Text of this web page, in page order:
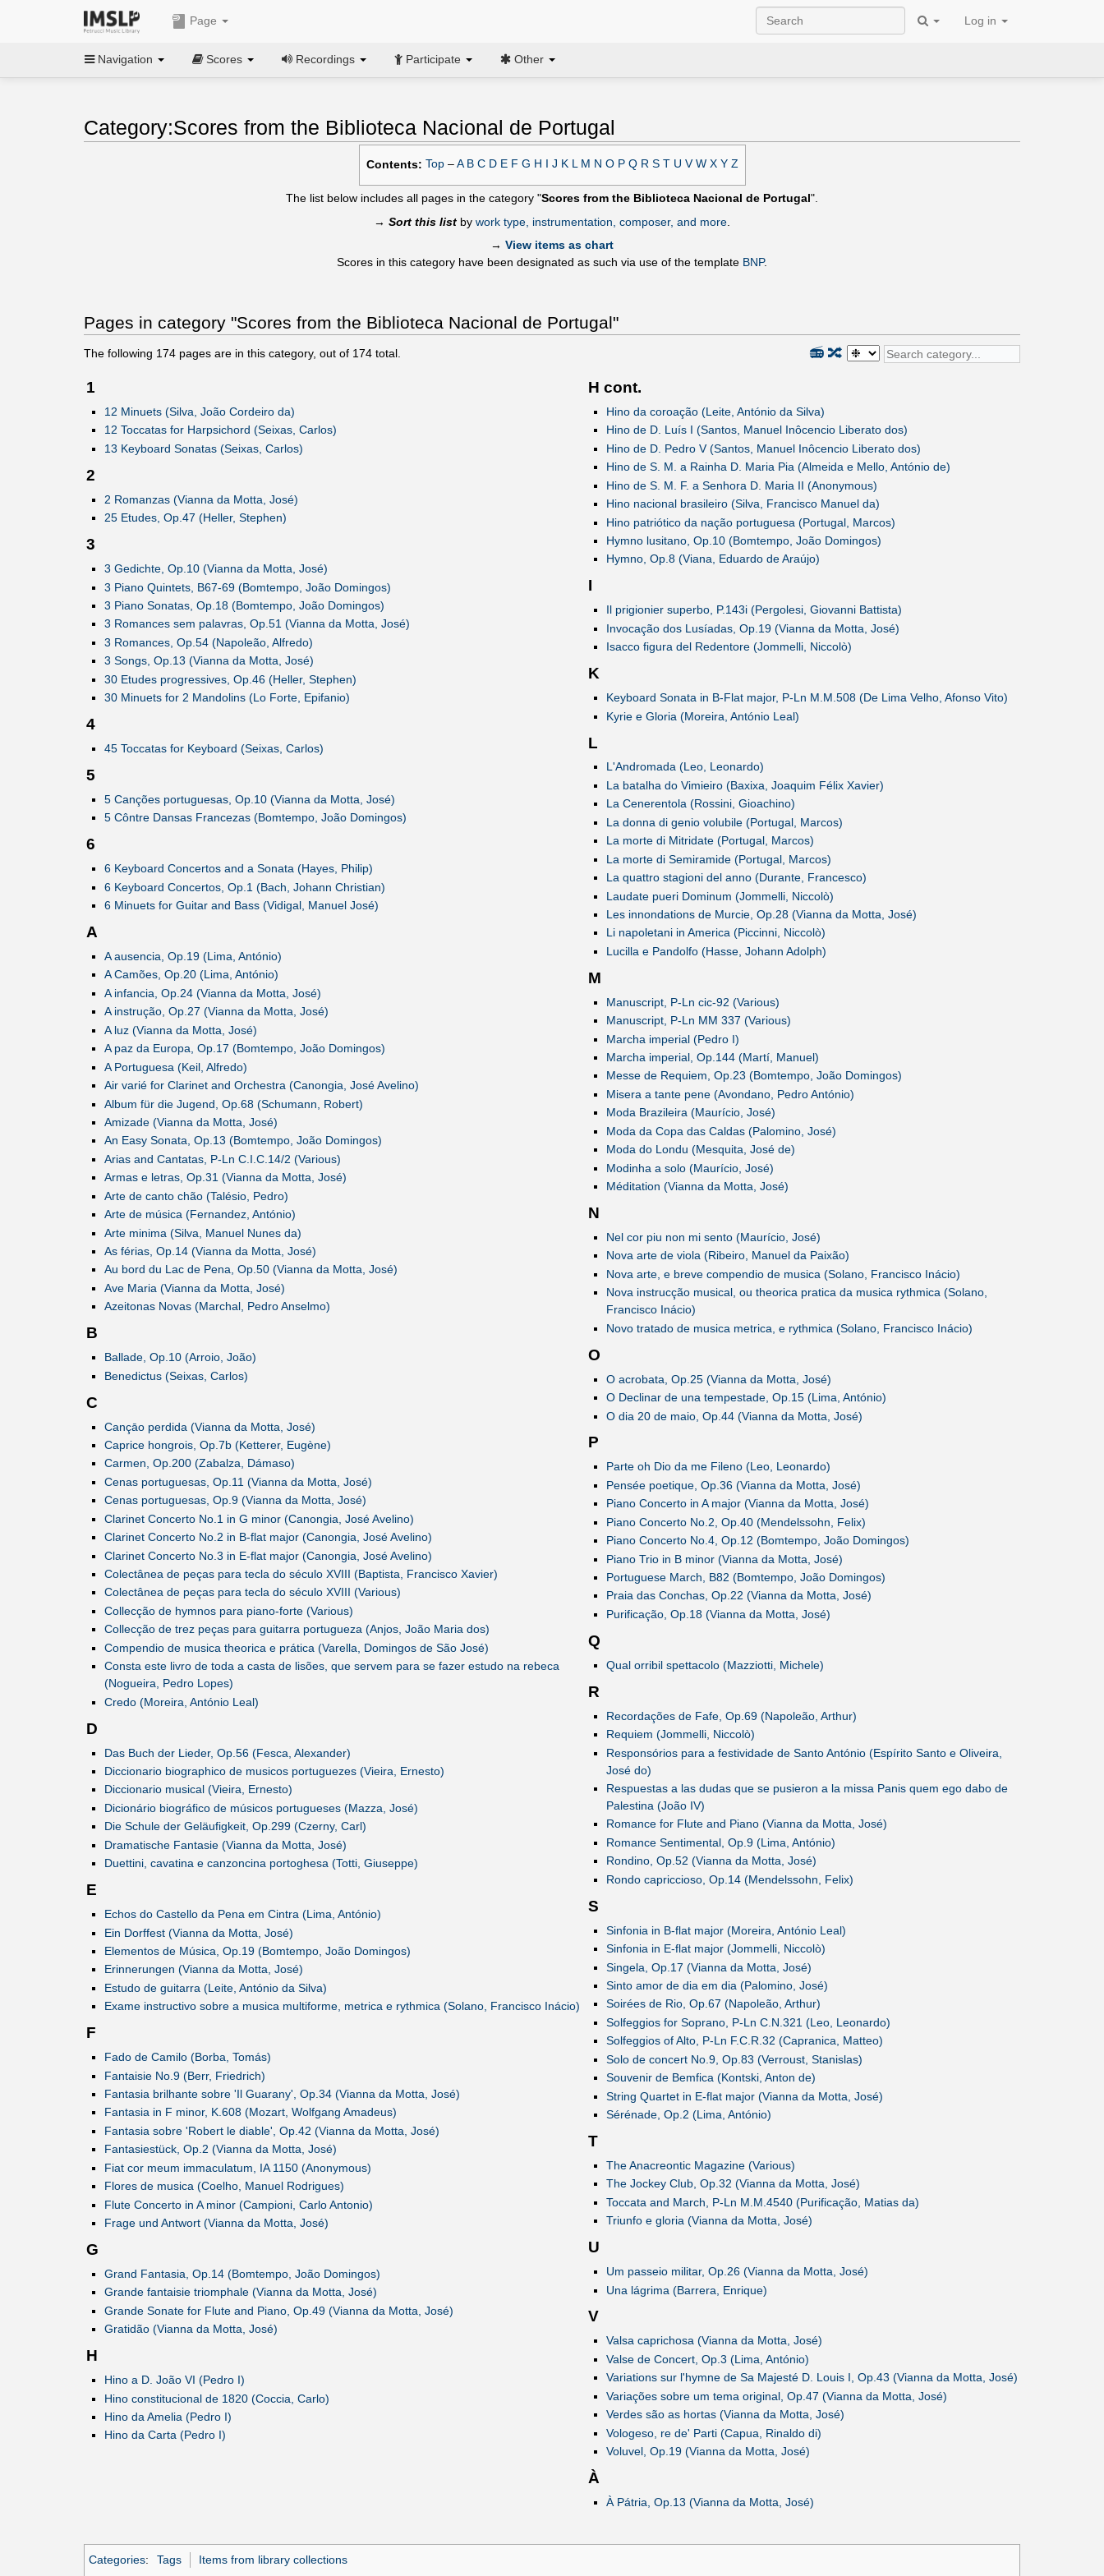
Page Log in
Navigation Scores Recordings Participate Other
Category:Scores from the Biblioteca Nacional de Portugal
Contents: Top– A B C D E F G H J K L M N O P Q R S T U V W X Y Z
The list below includes all pages in the category "Scores from the Biblioteca Nacional de Portugal".
→ Sort this list by work type, instrumentation, composer, and more
→ View items as chart
Scores in this category have been designated as such via use of the template BNP.
Pages in category "Scores from the Biblioteca Nacional de Portugal"
The following 174 pages are in this category, out of 174 total. 🔀
📻
1
12 Minuets (Silva, João Cordeiro da)
12 Toccatas for Harpsichord (Seixas, Carlos)
13 Keyboard Sonatas (Seixas, Carlos)
2
2 Romanzas (Vianna da Motta, José)
25 Etudes, Op.47 (Heller, Stephen)
3
3 Gedichte, Op.10 (Vianna da Motta, José)
3 Piano Quintets, B67-69 (Bomtempo, João Domingos)
3 Piano Sonatas, Op.18 (Bomtempo, João Domingos)
3 Romances sem palavras, Op.51 (Vianna da Motta, José)
3 Romances, Op.54 (Napoleão, Alfredo)
3 Songs, Op.13 (Vianna da Motta, José)
30 Etudes progressives, Op.46 (Heller, Stephen)
30 Minuets for 2 Mandolins (Lo Forte, Epifanio)
4
45 Toccatas for Keyboard (Seixas, Carlos)
5
5 Canções portuguesas, Op.10 (Vianna da Motta, José)
5 Côntre Dansas Francezas (Bomtempo, João Domingos)
6
6 Keyboard Concertos and a Sonata (Hayes, Philip)
6 Keyboard Concertos, Op.1 (Bach, Johann Christian)
6 Minuets for Guitar and Bass (Vidigal, Manuel José)
A
A ausencia, Op.19 (Lima, António)
A Camões, Op.20 (Lima, António)
A infancia, Op.24 (Vianna da Motta, José)
A instrução, Op.27 (Vianna da Motta, José)
A luz (Vianna da Motta, José)
A paz da Europa, Op.17 (Bomtempo, João Domingos)
A Portuguesa (Keil, Alfredo)
Air varié for Clarinet and Orchestra (Canongia, José Avelino)
Album für die Jugend, Op.68 (Schumann, Robert)
Amizade (Vianna da Motta, José)
An Easy Sonata, Op.13 (Bomtempo, João Domingos)
Arias and Cantatas, P-Ln C.I.C.14/2 (Various)
Armas e letras, Op.31 (Vianna da Motta, José)
Arte de canto chão (Talésio, Pedro)
Arte de música (Fernandez, António)
Arte minima (Silva, Manuel Nunes da)
As férias, Op.14 (Vianna da Motta, José)
Au bord du Lac de Pena, Op.50 (Vianna da Motta, José)
Ave Maria (Vianna da Motta, José)
Azeitonas Novas (Marchal, Pedro Anselmo)
B
Ballade, Op.10 (Arroio, João)
Benedictus (Seixas, Carlos)
C
Cançāo perdida (Vianna da Motta, José)
Caprice hongrois, Op.7b (Ketterer, Eugène)
Carmen, Op.200 (Zabalza, Dámaso)
Cenas portuguesas, Op.11 (Vianna da Motta, José)
Cenas portuguesas, Op.9 (Vianna da Motta, José)
Clarinet Concerto No.1 in G minor (Canongia, José Avelino)
Clarinet Concerto No.2 in B-flat major (Canongia, José Avelino)
Clarinet Concerto No.3 in E-flat major (Canongia, José Avelino)
Colectânea de peças para tecla do século XVIII (Baptista, Francisco Xavier)
Colectânea de peças para tecla do século XVIII (Various)
Collecção de hymnos para piano-forte (Various)
Collecção de trez peças para guitarra portugueza (Anjos, João Maria dos)
Compendio de musica theorica e prática (Varella, Domingos de São José)
Consta este livro de toda a casta de lisões, que servem para se fazer estudo na rebeca
(Nogueira, Pedro Lopes)
Credo (Moreira, António Leal)
D
Das Buch der Lieder, Op.56 (Fesca, Alexander)
Diccionario biographico de musicos portuguezes (Vieira, Ernesto)
Diccionario musical (Vieira, Ernesto)
Dicionário biográfico de músicos portugueses (Mazza, José)
Die Schule der Geläufigkeit, Op.299 (Czerny, Carl)
Dramatische Fantasie (Vianna da Motta, José)
Duettini, cavatina e canzoncina portoghesa (Totti, Giuseppe)
E
Echos do Castello da Pena em Cintra (Lima, António)
Ein Dorffest (Vianna da Motta, José)
Elementos de Música, Op.19 (Bomtempo, João Domingos)
Erinnerungen (Vianna da Motta, José)
Estudo de guitarra (Leite, António da Silva)
Exame instructivo sobre a musica multiforme, metrica e rythmica (Solano, Francisco Inácio)
F
Fado de Camilo (Borba, Tomás)
Fantaisie No.9 (Berr, Friedrich)
Fantasia brilhante sobre 'Il Guarany', Op.34 (Vianna da Motta, José)
Fantasia in F minor, K.608 (Mozart, Wolfgang Amadeus)
Fantasia sobre 'Robert le diable', Op.42 (Vianna da Motta, José)
Fantasiestück, Op.2 (Vianna da Motta, José)
Fiat cor meum immaculatum, IA 1150 (Anonymous)
Flores de musica (Coelho, Manuel Rodrigues)
Flute Concerto in A minor (Campioni, Carlo Antonio)
Frage und Antwort (Vianna da Motta, José)
G
Grand Fantasia, Op.14 (Bomtempo, João Domingos)
Grande fantaisie triomphale (Vianna da Motta, José)
Grande Sonate for Flute and Piano, Op.49 (Vianna da Motta, José)
Gratidão (Vianna da Motta, José)
H
Hino a D. João VI (Pedro I)
Hino constitucional de 1820 (Coccia, Carlo)
Hino da Amelia (Pedro I)
Hino da Carta (Pedro I)
H cont.
Hino da coroação (Leite, António da Silva)
Hino de D. Luís I (Santos, Manuel Inôcencio Liberato dos)
Hino de D. Pedro V (Santos, Manuel Inôcencio Liberato dos)
Hino de S. M. a Rainha D. Maria Pia (Almeida e Mello, António de)
Hino de S. M. F. a Senhora D. Maria II (Anonymous)
Hino nacional brasileiro (Silva, Francisco Manuel da)
Hino patriótico da nação portuguesa (Portugal, Marcos)
Hymno lusitano, Op.10 (Bomtempo, João Domingos)
Hymno, Op.8 (Viana, Eduardo de Araújo)
I
Il prigionier superbo, P.143i (Pergolesi, Giovanni Battista)
Invocação dos Lusíadas, Op.19 (Vianna da Motta, José)
Isacco figura del Redentore (Jommelli, Niccolò)
K
Keyboard Sonata in B-Flat major, P-Ln M.M.508 (De Lima Velho, Afonso Vito)
Kyrie e Gloria (Moreira, António Leal)
L
L'Andromada (Leo, Leonardo)
La batalha do Vimieiro (Baxixa, Joaquim Félix Xavier)
La Cenerentola (Rossini, Gioachino)
La donna di genio volubile (Portugal, Marcos)
La morte di Mitridate (Portugal, Marcos)
La morte di Semiramide (Portugal, Marcos)
La quattro stagioni del anno (Durante, Francesco)
Laudate pueri Dominum (Jommelli, Niccolò)
Les innondations de Murcie, Op.28 (Vianna da Motta, José)
Li napoletani in America (Piccinni, Niccolò)
Lucilla e Pandolfo (Hasse, Johann Adolph)
M
Manuscript, P-Ln cic-92 (Various)
Manuscript, P-Ln MM 337 (Various)
Marcha imperial (Pedro I)
Marcha imperial, Op.144 (Martí, Manuel)
Messe de Requiem, Op.23 (Bomtempo, João Domingos)
Misera a tante pene (Avondano, Pedro António)
Moda Brazileira (Maurício, José)
Moda da Copa das Caldas (Palomino, José)
Moda do Londu (Mesquita, José de)
Modinha a solo (Maurício, José)
Méditation (Vianna da Motta, José)
N
Nel cor piu non mi sento (Maurício, José)
Nova arte de viola (Ribeiro, Manuel da Paixão)
Nova arte, e breve compendio de musica (Solano, Francisco Inácio)
Nova instrucção musical, ou theorica pratica da musica rythmica (Solano,
Francisco Inácio)
Novo tratado de musica metrica, e rythmica (Solano, Francisco Inácio)
O
O acrobata, Op.25 (Vianna da Motta, José)
O Declinar de una tempestade, Op.15 (Lima, António)
O dia 20 de maio, Op.44 (Vianna da Motta, José)
P
Parte oh Dio da me Fileno (Leo, Leonardo)
Pensée poetique, Op.36 (Vianna da Motta, José)
Piano Concerto in A major (Vianna da Motta, José)
Piano Concerto No.2, Op.40 (Mendelssohn, Felix)
Piano Concerto No.4, Op.12 (Bomtempo, João Domingos)
Piano Trio in B minor (Vianna da Motta, José)
Portuguese March, B82 (Bomtempo, João Domingos)
Praia das Conchas, Op.22 (Vianna da Motta, José)
Purificação, Op.18 (Vianna da Motta, José)
Q
Qual orribil spettacolo (Mazziotti, Michele)
R
Recordações de Fafe, Op.69 (Napoleão, Arthur)
Requiem (Jommelli, Niccolò)
Responsórios para a festividade de Santo António (Espírito Santo e Oliveira,
José do)
Respuestas a las dudas que se pusieron a la missa Panis quem ego dabo de
Palestina (João IV)
Romance for Flute and Piano (Vianna da Motta, José)
Romance Sentimental, Op.9 (Lima, António)
Rondino, Op.52 (Vianna da Motta, José)
Rondo capriccioso, Op.14 (Mendelssohn, Felix)
S
Sinfonia in B-flat major (Moreira, António Leal)
Sinfonia in E-flat major (Jommelli, Niccolò)
Singela, Op.17 (Vianna da Motta, José)
Sinto amor de dia em dia (Palomino, José)
Soirées de Rio, Op.67 (Napoleão, Arthur)
Solfeggios for Soprano, P-Ln C.N.321 (Leo, Leonardo)
Solfeggios of Alto, P-Ln F.C.R.32 (Capranica, Matteo)
Solo de concert No.9, Op.83 (Verroust, Stanislas)
Souvenir de Bemfica (Kontski, Anton de)
String Quartet in E-flat major (Vianna da Motta, José)
Sérénade, Op.2 (Lima, António)
T
The Anacreontic Magazine (Various)
The Jockey Club, Op.32 (Vianna da Motta, José)
Toccata and March, P-Ln M.M.4540 (Purificação, Matias da)
Triunfo e gloria (Vianna da Motta, José)
U
Um passeio militar, Op.26 (Vianna da Motta, José)
Una lágrima (Barrera, Enrique)
V
Valsa caprichosa (Vianna da Motta, José)
Valse de Concert, Op.3 (Lima, António)
Variations sur l'hymne de Sa Majesté D. Louis I, Op.43 (Vianna da Motta, José)
Variações sobre um tema original, Op.47 (Vianna da Motta, José)
Verdes são as hortas (Vianna da Motta, José)
Vologeso, re de' Parti (Capua, Rinaldo di)
Voluvel, Op.19 (Vianna da Motta, José)
À
À Pátria, Op.13 (Vianna da Motta, José)
Categories: Tags Items from library collections